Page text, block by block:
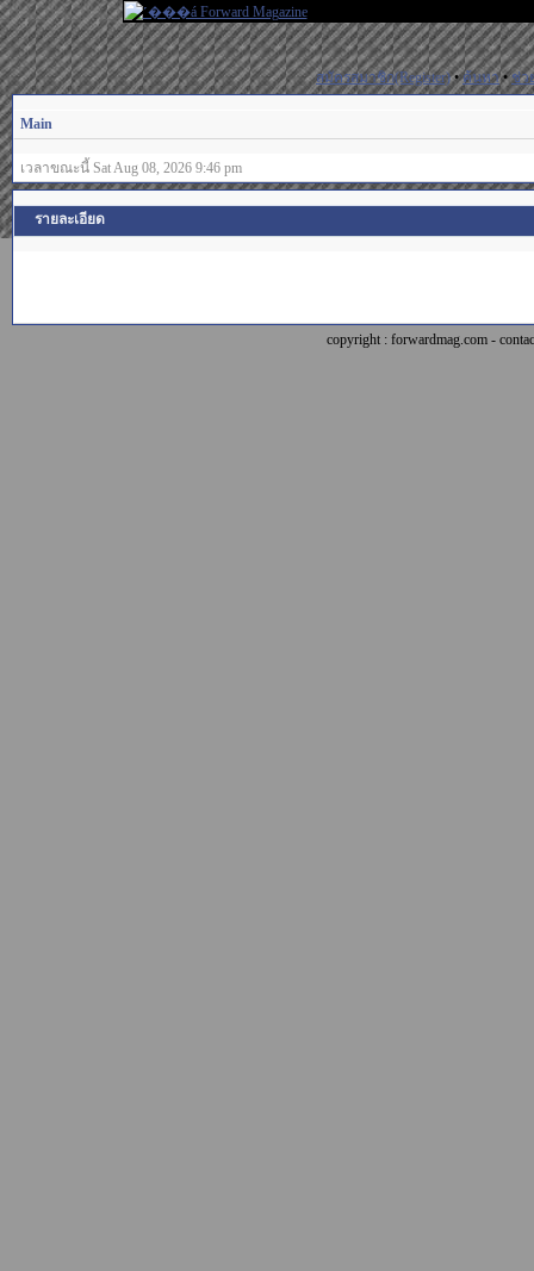
สมัครสมาชิก(Register)•ค้นหา•ช่ว
Main
เวลาขณะนี้ Sat Aug 08, 2026 9:46 pm
รายละเอียด
copyright : forwardmag.com -